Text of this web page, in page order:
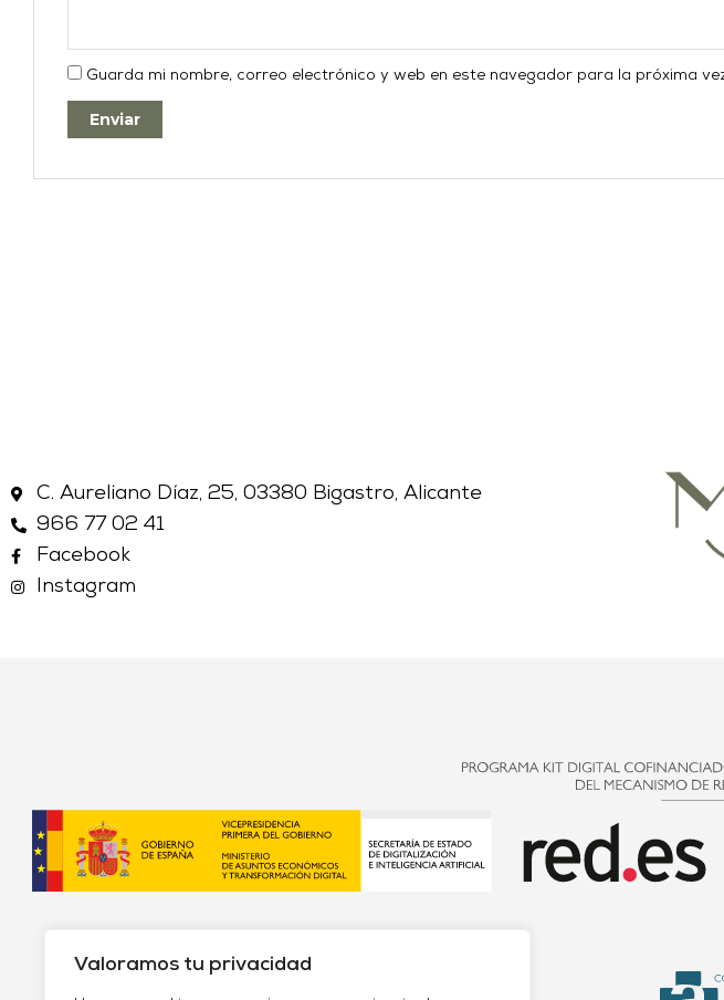
Valoramos tu privacidad
Guarda mi nombre, correo electrónico y web en este navegador para la próxima
C. Aureliano Díaz, 25, 03380 Bigastro, Alicante
966 77 02 41
Facebook
Instagram